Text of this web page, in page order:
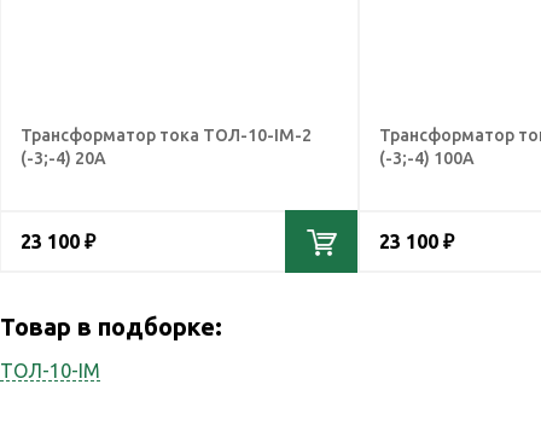
Трансформатор тока ТОЛ-10-IМ-2
(-3;-4) 20А
23 100 ₽
Трансформатор
(-3;-4) 100А
23 100 ₽
Товар в подборке:
ТОЛ-10-IM